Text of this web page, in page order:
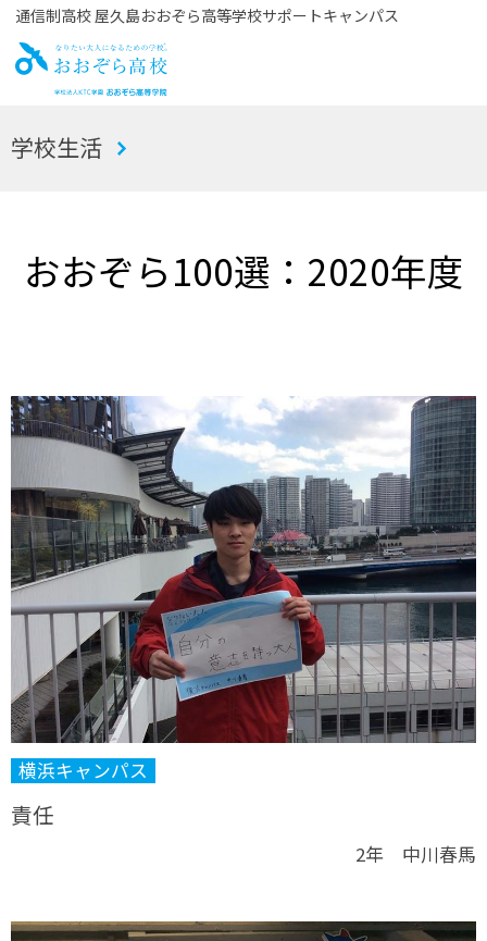
通信制高校 屋久島おおぞら高等学校サポートキャンパス
お
学校生活
おおぞら100選：2020年度
横浜キャンパス
責任
2年 中川春馬